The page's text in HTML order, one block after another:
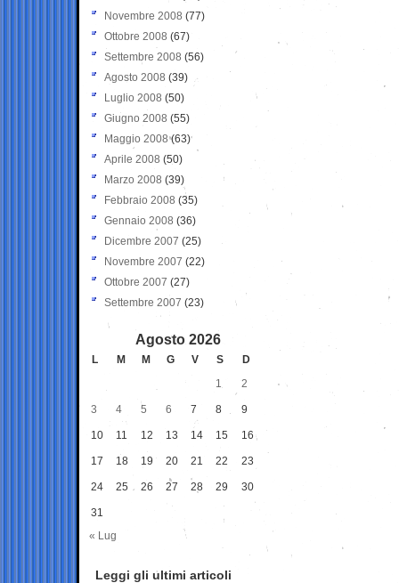
Novembre 2008 (77)
Ottobre 2008 (67)
Settembre 2008 (56)
Agosto 2008 (39)
Luglio 2008 (50)
Giugno 2008 (55)
Maggio 2008(63)
Aprile 2008 (50)
Marzo 2008 (39)
Febbraio 2008 (35)
Gennaio 2008 (36)
Dicembre 2007 (25)
Novembre 2007 (22)
Ottobre 2007 (27)
Settembre 2007 (23)
Agosto 2026
L M M G V S
D
1
2
3 4 5 6 7 8 9
10 11 12 13 14 15 16
17 18 19 20 21 22 23
24 25 26 27 28 29 30
31
« Lug
Leggi gli ultimi articoli